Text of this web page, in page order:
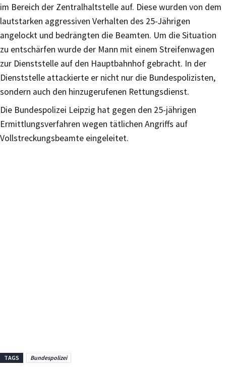
im Bereich der Zentralhaltstelle auf. Diese wurden von dem
lautstarken aggressiven Verhalten des 25-Jährigen
angelockt und bedrängten die Beamten. Um die Situation
zu entschärfen wurde der Mann mit einem Streifenwagen
zur Dienststelle auf den Hauptbahnhof gebracht. In der
Dienststelle attackierte er nicht nur die Bundespolizisten,
sondern auch den hinzugerufenen Rettungsdienst.
Die Bundespolizei Leipzig hat gegen den 25-jährigen
Ermittlungsverfahren wegen tätlichen Angriffs auf
Vollstreckungsbeamte eingeleitet.
TAGS Bundespolizei